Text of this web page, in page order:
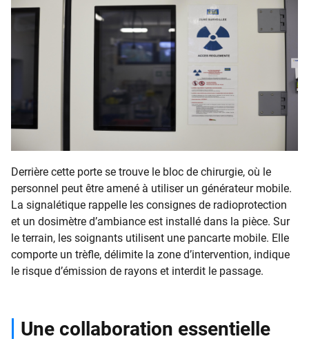
Derrière cette porte se trouve le bloc de chirurgie, où le
personnel peut être amené à utiliser un générateur mobile.
La signalétique rappelle les consignes de radioprotection
et un dosimètre d’ambiance est installé dans la pièce. Sur
le terrain, les soignants utilisent une pancarte mobile. Elle
comporte un trèfle, délimite la zone d’intervention, indique
le risque d’émission de rayons et interdit le passage.
Une collaboration essentielle